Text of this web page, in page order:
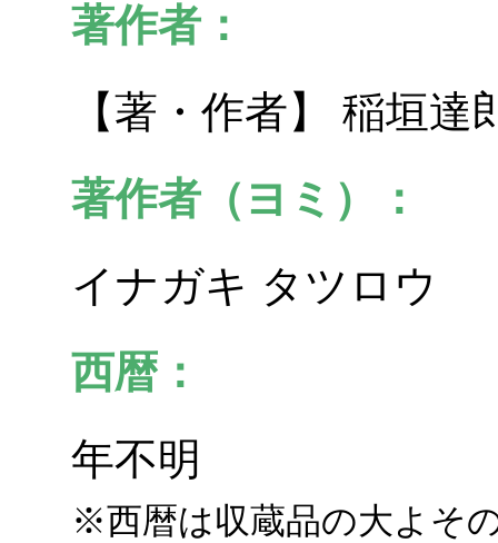
著作者：
【著・作者】 稲垣達
著作者（ヨミ）：
イナガキ タツロウ
西暦：
年不明
※西暦は収蔵品の大よそ